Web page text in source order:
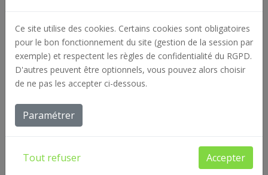
A propos
Créée en 1975, notre entreprise compte aujourd’hui
une cinquantaine de salariés. Chaque jour, nos équipes
mettent tout en oeuvre pour réaliser, valoriser et
Ce site utilise des cookies. Certains cookies sont obligatoires
pour le bon fonctionnement du site (gestion de la session par
exemple) et respectent les règles de confidentialité du RGPD.
D'autres peuvent être optionnels, vous pouvez alors choisir
de ne pas les accepter ci-dessous.
Paramétrer
Tout refuser Accepter